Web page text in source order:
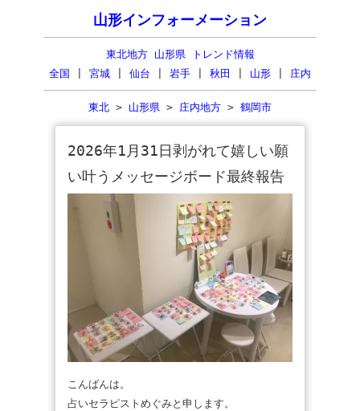
山形インフォーメーション
東北地方 山形県 トレンド情報
全国
宮城 仙台 岩手 秋田 山形 庄内
東北 > 山形県 > 庄内地方 > 鶴岡市
2026年1月31日剥がれて嬉しい願
い叶うメッセージボード最終報告
こんばんは。
占いセラピストめぐみと申します。